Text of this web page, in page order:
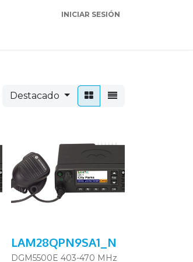
INICIAR SESIÓN
Destacado
LAM28QPN9SA1_N
DGM5500E 403-470 MHz